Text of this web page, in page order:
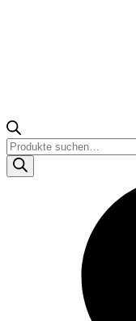
Products
search